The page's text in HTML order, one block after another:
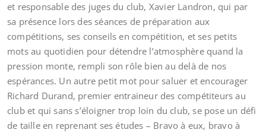
et responsable des juges du club, Xavier Landron, qui par
sa présence lors des séances de préparation aux
compétitions, ses conseils en compétition, et ses petits
mots au quotidien pour détendre l’atmosphère quand la
pression monte, rempli son rôle bien au delà de nos
espérances. Un autre petit mot pour saluer et encourager
Richard Durand, premier entraineur des compétiteurs au
club et qui sans s’éloigner trop loin du club, se pose un défi
de taille en reprenant ses études – Bravo à eux, bravo à